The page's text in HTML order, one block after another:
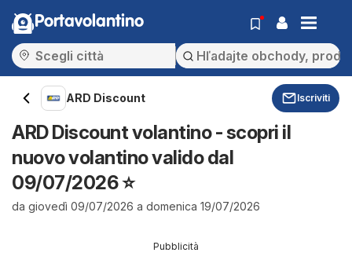
Portavolantino
ARD Discount Iscriviti
ARD Discount volantino - scopri il
nuovo volantino valido dal
09/07/2026 ⭐️
da giovedì 09/07/2026 a domenica 19/07/2026
Pubblicità